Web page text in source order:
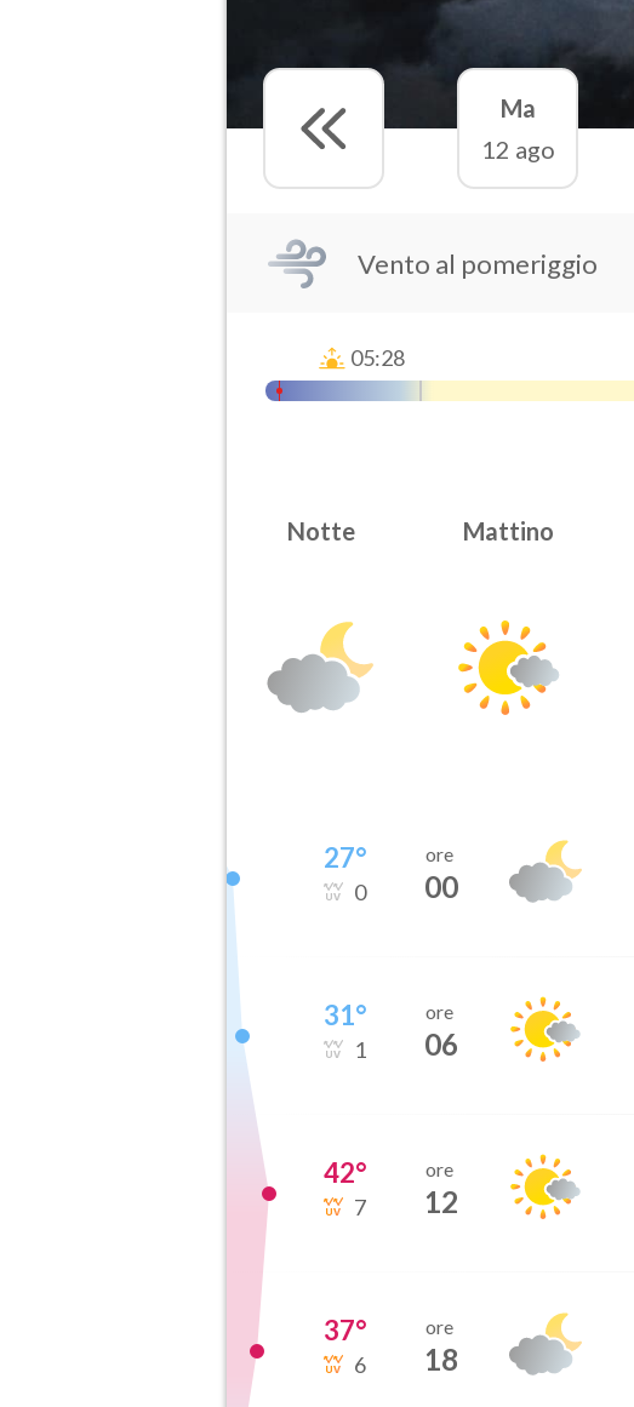
Ma
12 ago
Vento al pomeriggio
05:28
Notte Mattino
27°
0
ore
00
31°
1
ore
06
42°
7
ore
12
37°
6
ore
18